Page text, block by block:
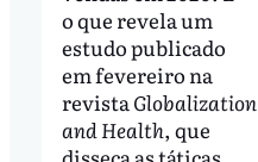
o que revela um
estudo publicado
em fevereiro na
revistaGlobalization
and Health, que